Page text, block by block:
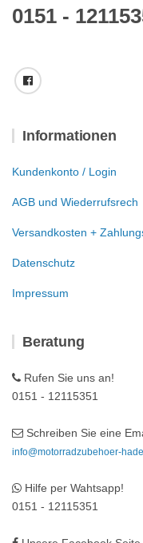
0151 -
Informationen
Kundenkonto / Login
AGB und Wiederrufsrech
Versandkosten +
Datenschutz
Impressum
Beratung
Rufen Sie uns an!
0151 - 12115351
Schreiben Sie eine
info@motorradzubehoer-
Hilfe per Wahtsapp!
0151 - 12115351